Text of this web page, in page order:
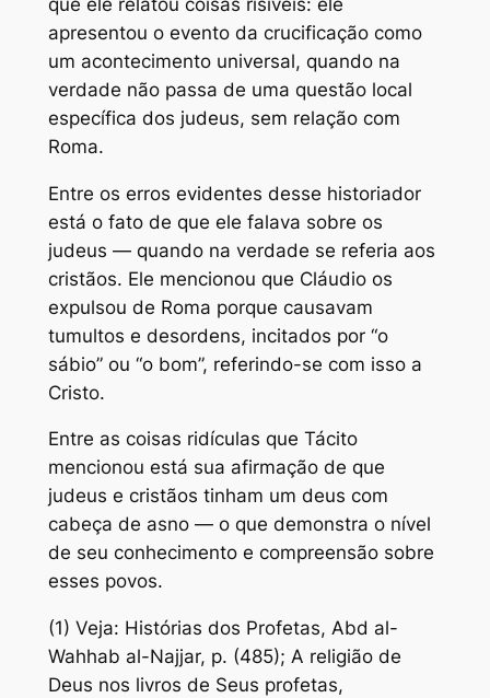
apresentou o evento da crucificação como
um acontecimento universal, quando na
verdade não passa de uma questão local
específica dos judeus, sem relação com
Roma.
Entre os erros evidentes desse historiador
está o fato de que ele falava sobre os
judeus — quando na verdade se referia aos
cristãos. Ele mencionou que Cláudio os
expulsou de Roma porque causavam
tumultos e desordens, incitados por “o
sábio” ou “o bom”, referindo-se com isso a
Cristo.
Entre as coisas ridículas que Tácito
mencionou está sua afirmação de que
judeus e cristãos tinham um deus com
cabeça de asno — o que demonstra o nível
de seu conhecimento e compreensão sobre
esses povos.
(1) Veja: Histórias dos Profetas, Abd al-
Wahhab al-Najjar, p. (485); A religião de
Deus nos livros de Seus profetas,